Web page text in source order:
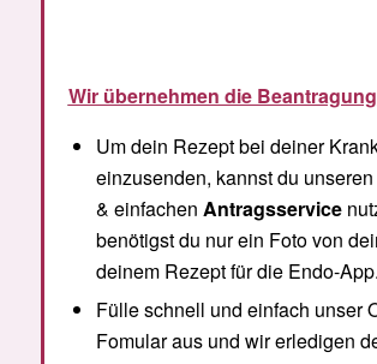
Wir übernehmen die
Um dein Rezept bei deiner
einzusenden, kannst du
& einfachen Antragsservice
benötigst du nur ein Foto von
deinem Rezept für die Endo-App.
Fülle schnell und einfach unser
Fomular aus und wir erledigen